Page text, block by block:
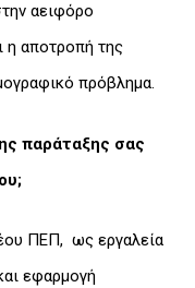
αειφόρο
η αποτροπή της
πρόβλημα.
παράταξης σας
ΠΕΠ, ως εργαλεία
εφαρμογή